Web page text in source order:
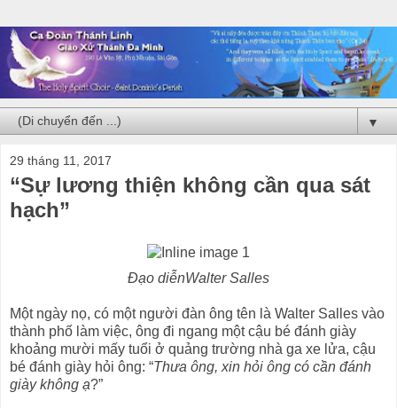
▼
29 tháng 11, 2017
“Sự lương thiện không cần qua sát
hạch”
Đạo diễnWalter Salles
Một ngày nọ, có một người đàn ông tên là Walter Salles vào
thành phố làm việc, ông đi ngang một cậu bé đánh giày
khoảng mười mấy tuổi ở quảng trường nhà ga xe lửa, cậu
bé đánh giày hỏi ông: “Thưa ông, xin hỏi ông có cần đánh
giày không ạ?”